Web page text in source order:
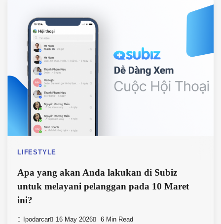
LIFESTYLE
Apa yang akan Anda lakukan di Subiz
untuk melayani pelanggan pada 10 Maret
ini?
Ipodarcar 16 May 2026 6 Min Read